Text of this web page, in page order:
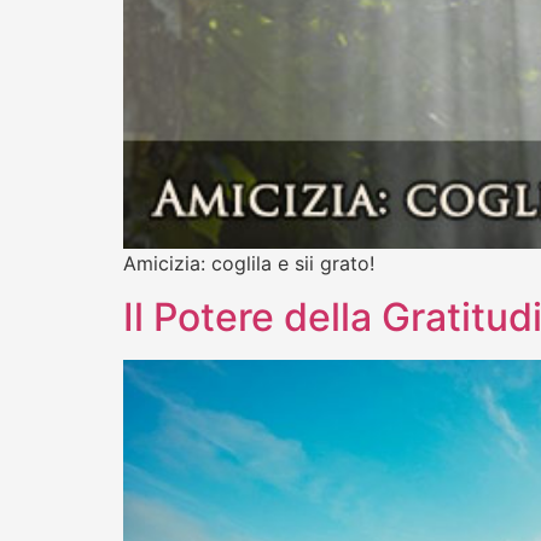
Amicizia: coglila e sii grato!
Il Potere della